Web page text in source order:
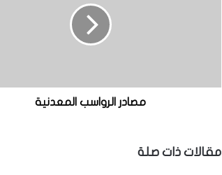
و
ا
ل
مصادر الرواسب المعدنية
مقالات ذات صلة